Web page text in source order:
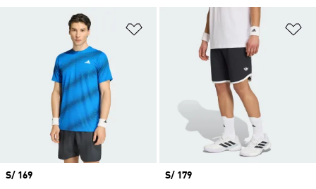
Añadir a la lista de deseos
Precio
S/ 169
Precio
S/ 179